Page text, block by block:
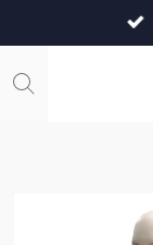
direct
naar